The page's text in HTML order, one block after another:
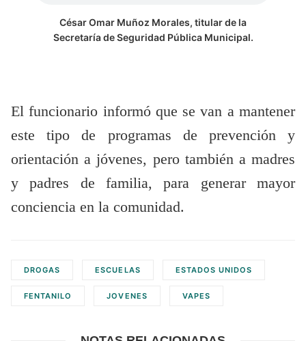
César Omar Muñoz Morales, titular de la
Secretaría de Seguridad Pública Municipal.
El funcionario informó que se van a mantener
este tipo de programas de prevención y
orientación a jóvenes, pero también a madres
y padres de familia, para generar mayor
conciencia en la comunidad.
DROGAS ESCUELAS ESTADOS UNIDOS
FENTANILO JOVENES VAPES